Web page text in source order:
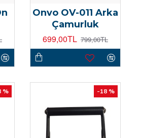
Onvo OV-011 Arka
Çamurluk
699,00TL 799,00TL
% -18 %